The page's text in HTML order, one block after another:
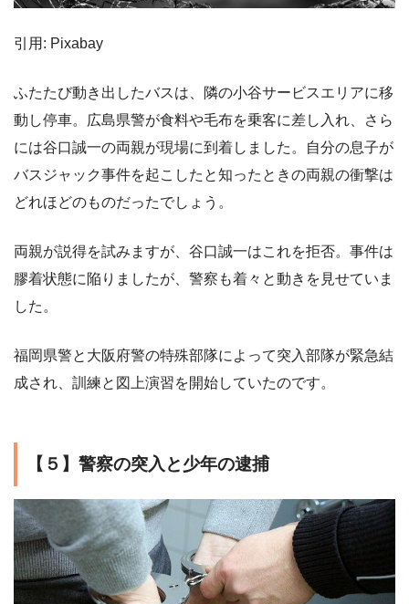
引用: Pixabay
ふたたび動き出したバスは、隣の小谷サービスエリアに移
動し停車。広島県警が食料や毛布を乗客に差し入れ、さら
には谷口誠一の両親が現場に到着しました。自分の息子が
バスジャック事件を起こしたと知ったときの両親の衝撃は
どれほどのものだったでしょう。
両親が説得を試みますが、谷口誠一はこれを拒否。事件は
膠着状態に陥りましたが、警察も着々と動きを見せていま
した。
福岡県警と大阪府警の特殊部隊によって突入部隊が緊急結
成され、訓練と図上演習を開始していたのです。
【５】警察の突入と少年の逮捕